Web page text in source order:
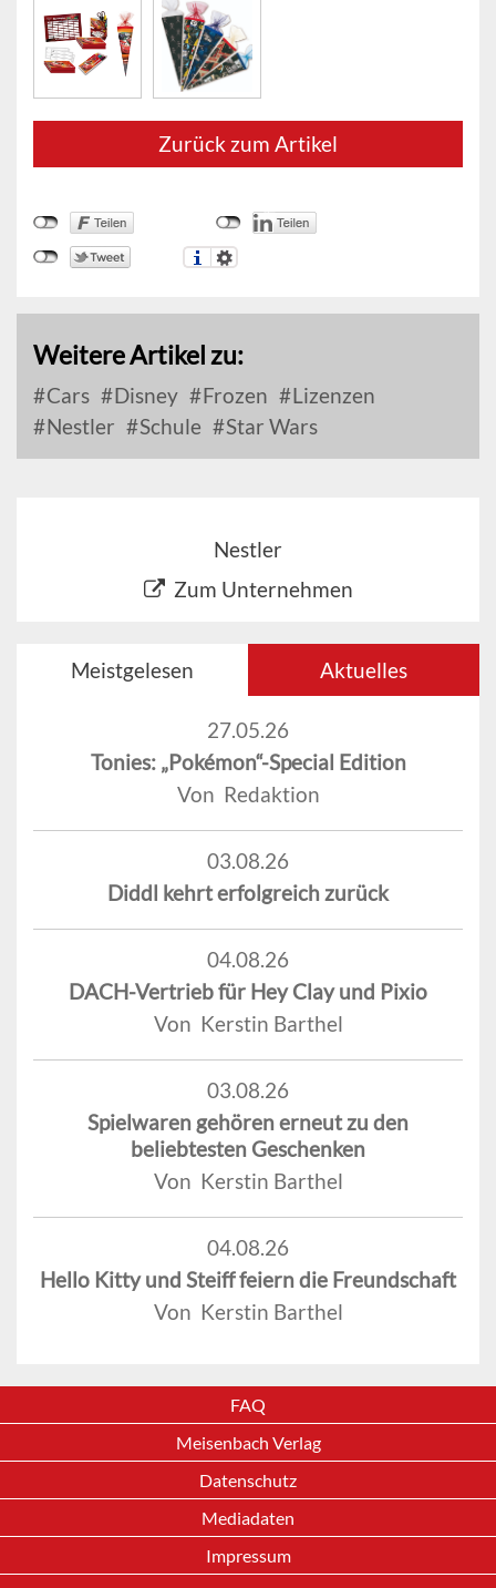
Zurück zum Artikel
Weitere Artikel zu:
Cars Disney Frozen
Lizenzen
Nestler
Schule Star Wars
Nestler
Zum Unternehmen
Meistgelesen Aktuelles
27.05.26
Tonies: „Pokémon“-Special Edition
Von Redaktion
03.08.26
Diddl kehrt erfolgreich zurück
04.08.26
DACH-Vertrieb für Hey Clay und Pixio
Von Kerstin Barthel
03.08.26
Spielwaren gehören erneut zu den
beliebtesten Geschenken
Von Kerstin Barthel
04.08.26
Hello Kitty und Steiff feiern die Freundschaft
Von Kerstin Barthel
FAQ
Meisenbach Verlag
Datenschutz
Mediadaten
Impressum